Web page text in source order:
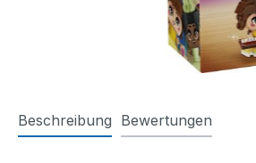
Beschreibung Bewertungen